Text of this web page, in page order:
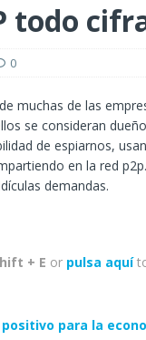
todo
0
muchas de las
se consideran
de espiarnos,
en la red
demandas.
+ E or pulsa aquí
para la